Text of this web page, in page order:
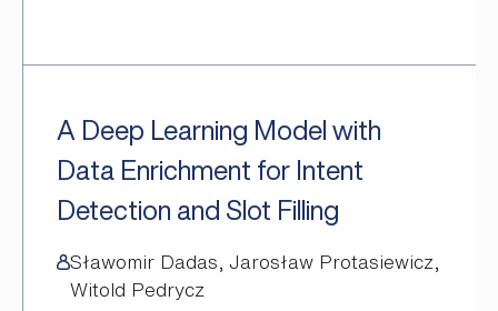
A Deep Learning Model with
Data Enrichment for Intent
Detection and Slot Filling
Sławomir Dadas, Jarosław Protasiewicz,
Witold Pedrycz